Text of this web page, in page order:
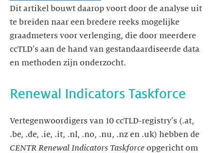
Dit artikel bouwt daarop voort door de analyse uit
te breiden naar een bredere reeks mogelijke
graadmeters voor verlenging, die door meerdere
ccTLD's aan de hand van gestandaardiseerde data
en methoden zijn onderzocht.
Renewal Indicators Taskforce
Vertegenwoordigers van 10 ccTLD-registry's (.at,
.be, .de, .ie, .it, .nl, .no, .nu, .nz en .uk) hebben de
CENTR Renewal Indicators Taskforce opgericht om